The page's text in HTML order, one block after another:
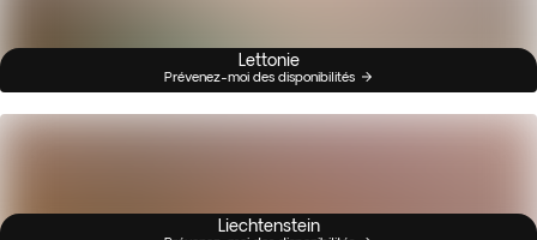
Lettonie
Prévenez-moi des disponibilités
Liechtenstein